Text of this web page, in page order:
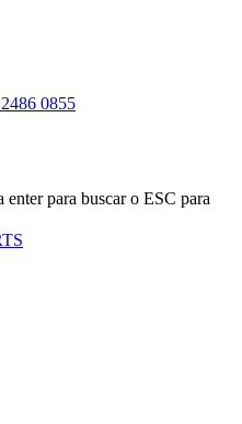
0855
enter para buscar o ESC para